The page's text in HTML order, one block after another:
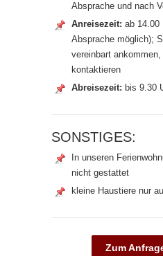
Absprache und nach
Anreisezeit: ab 14.00
Absprache möglich);
vereinbart
kontaktieren
Abreisezeit: bis 9.30
SONSTIGES:
In unseren
nicht gestattet
kleine Haustiere nur
Zum